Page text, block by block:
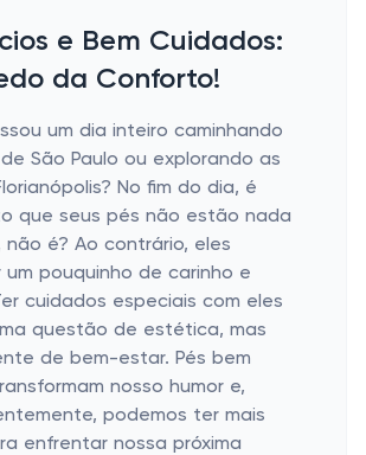
e Bem Cuidados:
da Conforto!
um dia inteiro caminhando
São Paulo ou explorando as
No fim do dia, é
que seus pés não estão nada
é? Ao contrário, eles
pouquinho de carinho e
cuidados especiais com eles
questão de estética, mas
de bem-estar. Pés bem
nosso humor e,
podemos ter mais
enfrentar nossa próxima